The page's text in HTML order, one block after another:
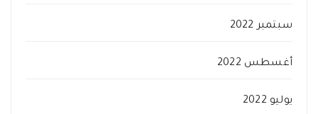
سبتمبر 2022
أغسطس 2022
يوليو 2022